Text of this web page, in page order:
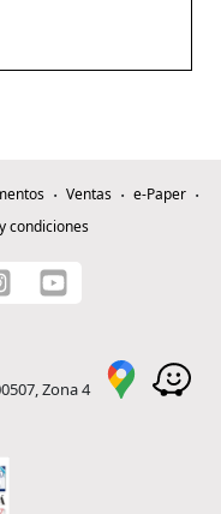
Ventas
e-Paper
condiciones
Zona 4